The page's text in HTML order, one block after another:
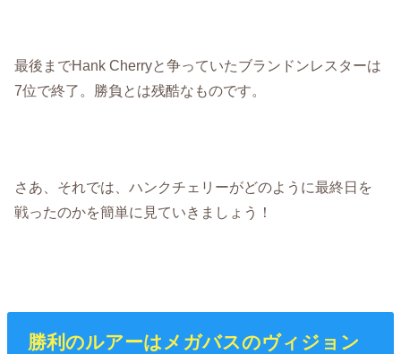
最後までHank Cherryと争っていたブランドンレスターは
7位で終了。勝負とは残酷なものです。
さあ、それでは、ハンクチェリーがどのように最終日を
戦ったのかを簡単に見ていきましょう！
勝利のルアーはメガバスのヴィジョン